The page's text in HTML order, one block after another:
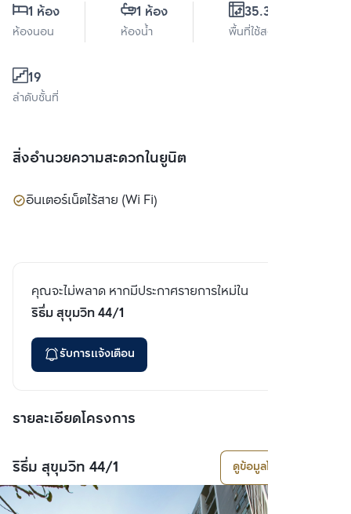
1 ห้อง
ห้องนอน
1 ห้อง
ห้องน้ำ
35.39 ตร.ม.
พื้นที่ใช้สอย
19
ลำดับชั้นที่
สิ่งอำนวยความสะดวกในยูนิต
อินเตอร์เน็ตไร้สาย (Wi Fi)
คุณจะไม่พลาด หากมีประกาศรายการใหม่ใน
ริธึ่ม สุขุมวิท 44/1
รับการแจ้งเตือน
รายละเอียดโครงการ
ริธึ่ม สุขุมวิท 44/1 ดูข้อมูลโครงการ